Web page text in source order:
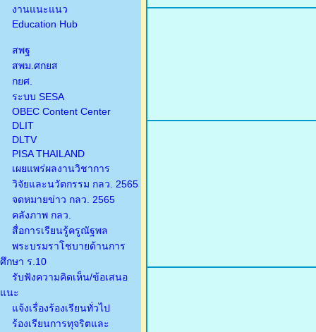
งานแนะแนว
Education Hub
สพฐ
สพม.ศกยส
กยศ.
ระบบ SESA
OBEC Content Center
DLIT
DLTV
PISA THAILAND
เผยแพร่ผลงานวิชาการ
วิจัยและนวัตกรรม กลว. 2565
จดหมายข่าว กลว. 2565
คลังภาพ กลว.
สื่อการเรียนรู้ครูณัฐพล
พระบรมราโชบายด้านการ
ศึกษา ร.10
รับฟังความคิดเห็น/ข้อเสนอ
แนะ
แจ้งเรื่องร้องเรียนทั่วไป
ร้องเรียนการทุจริตและ